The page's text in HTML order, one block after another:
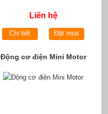
Liên hệ
Chi tiết Đặt mua
Động cơ điện Mini Motor